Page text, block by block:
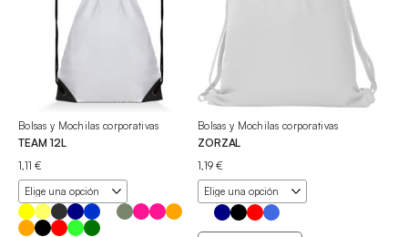
Bolsas y Mochilas corporativas
TEAM 12L
1,11€
Bolsas y Mochilas corporativas
ZORZAL
1,19€